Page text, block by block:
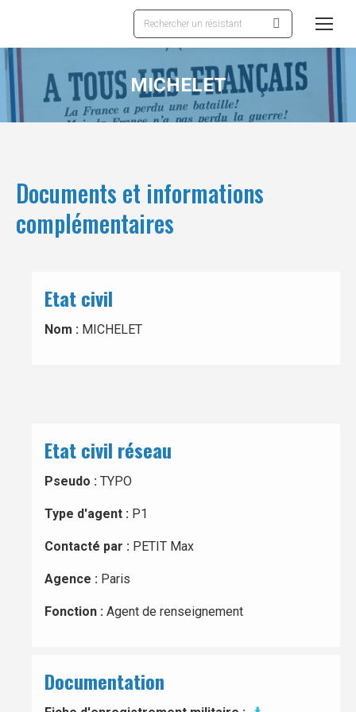
Recherche
:
MICHELET
Documents et informations
complémentaires
Etat civil
Nom : MICHELET
Etat civil réseau
Pseudo : TYPO
Type d'agent : P1
Contacté par : PETIT Max
Agence : Paris
Fonction : Agent de renseignement
Documentation